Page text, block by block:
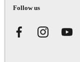
Follow us